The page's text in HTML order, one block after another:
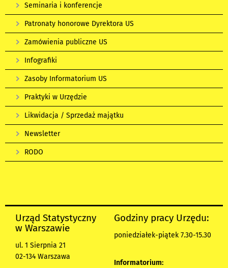
Seminaria i konferencje
Patronaty honorowe Dyrektora US
Zamówienia publiczne US
Infografiki
Zasoby Informatorium US
Praktyki w Urzędzie
Likwidacja / Sprzedaż majątku
Newsletter
RODO
Urząd Statystyczny
w Warszawie
ul. 1 Sierpnia 21
02-134 Warszawa
Godziny pracy Urzędu:
poniedziałek-piątek 7.30-15.30
Informatorium: